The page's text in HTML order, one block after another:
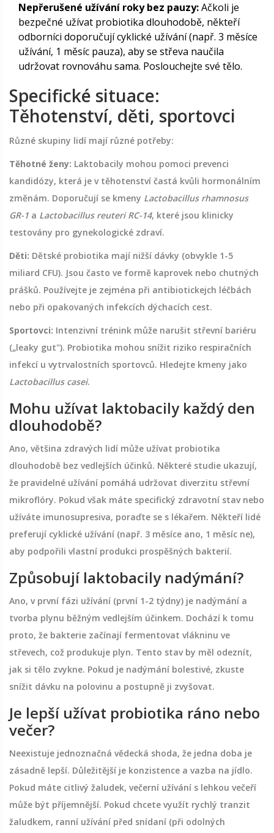
Nepřerušené užívání roky bez pauzy:Ačkoli je
bezpečné užívat probiotika dlouhodobě, někteří
odborníci doporučují cyklické užívání (např. 3 měsíce
užívání, 1 měsíc pauza), aby se střeva naučila
udržovat rovnováhu sama. Poslouchejte své tělo.
Specifické situace:
Těhotenství, děti, sportovci
Různé skupiny lidí mají různé potřeby:
Těhotné ženy: Laktobacily mohou pomoci prevenci
kandidózy, která je v těhotenství častá kvůli hormonálním
změnám. Doporučují se kmeny Lactobacillus rhamnosus
GR-1 a Lactobacillus reuteri RC-14, které jsou klinicky
testovány pro gynekologické zdraví.
Děti: Dětské probiotika mají nižší dávky (obvykle 1-5
miliard CFU). Jsou často ve formě kaprovek nebo chutných
prášků. Používejte je zejména při antibiotickejch léčbách
nebo při opakovaných infekcích dýchacích cest.
Sportovci: Intenzivní trénink může narušit střevní bariéru
(„leaky gut"). Probiotika mohou snížit riziko respiračních
infekcí u vytrvalostních sportovců. Hledejte kmeny jako
Lactobacillus casei.
Mohu užívat laktobacily každý den
dlouhodobě?
Ano, většina zdravých lidí může užívat probiotika
dlouhodobě bez vedlejších účinků. Některé studie ukazují,
že pravidelné užívání pomáhá udržovat diverzitu střevní
mikroflóry. Pokud však máte specifický zdravotní stav nebo
užíváte imunosupresiva, poraďte se s lékařem. Někteří lidé
preferují cyklické užívání (např. 3 měsíce ano, 1 měsíc ne),
aby podpořili vlastní produkci prospěšných bakterií.
Způsobují laktobacily nadýmání?
Ano, v první fázi užívání (první 1-2 týdny) je nadýmání a
tvorba plynu běžným vedlejším účinkem. Dochází k tomu
proto, že bakterie začínají fermentovat vlákninu ve
střevech, což produkuje plyn. Tento stav by měl odeznít,
jak si tělo zvykne. Pokud je nadýmání bolestivé, zkuste
snížit dávku na polovinu a postupně ji zvyšovat.
Je lepší užívat probiotika ráno nebo
večer?
Neexistuje jednoznačná vědecká shoda, že jedna doba je
zásadně lepší. Důležitější je konzistence a vazba na jídlo.
Pokud máte citlivý žaludek, večerní užívání s lehkou večeří
může být příjemnější. Pokud chcete využít rychlý tranzit
žaludkem, ranní užívání před snídaní (při odolných